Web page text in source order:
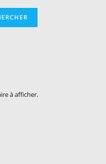
à afficher.